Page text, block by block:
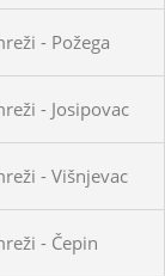
- Požega
- Josipovac
- Višnjevac
- Čepin